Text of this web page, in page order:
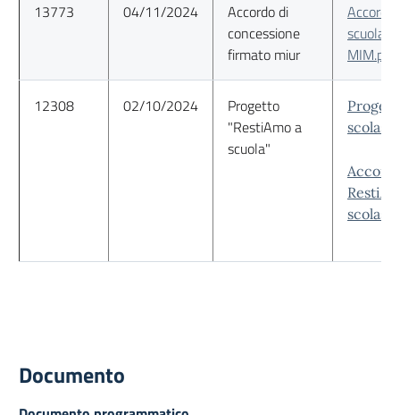
13773 04/11/2024
Accordo di
concessione
firmato miur
scuola -
MIM.pdf
12308 02/10/2024
Progetto
"RestiAmo a
scuola"
Documento